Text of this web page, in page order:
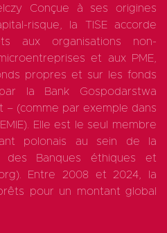
Conçue à ses origines
risque, la TISE accorde
aux organisations non-
et aux PME,
propres et sur les fonds
la Bank Gospodarstwa
– (comme par exemple dans
Elle est le seul membre
polonais au sein de la
des Banques éthiques et
Entre 2008 et 2024, la
pour un montant global